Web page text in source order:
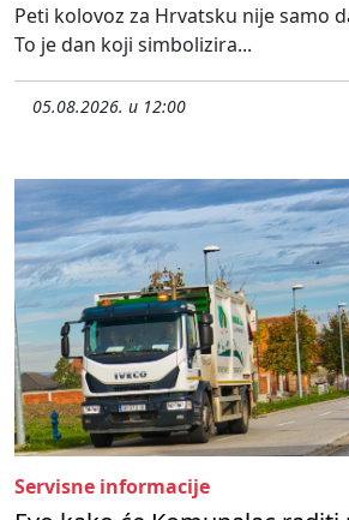
Peti kolovoz za Hrvatsku nije samo
To je dan koji simbolizira...
05.08.2026. u 12:00
Servisne informacije